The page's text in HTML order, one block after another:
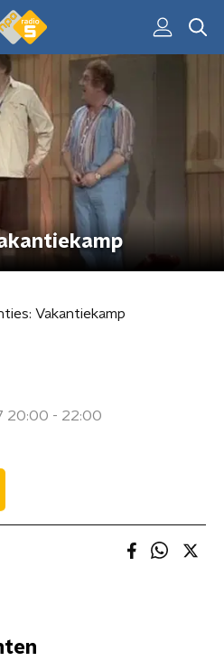
Vakantiekamp
20:00 - 22:00